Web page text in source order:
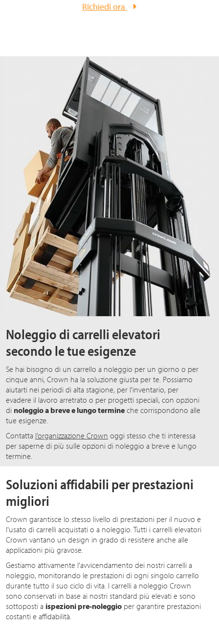
Richiedi ora
Noleggio di carrelli elevatori
secondo le tue esigenze
Se hai bisogno di un carrello a noleggio per un giorno o per
cinque anni, Crown ha la soluzione giusta per te. Possiamo
aiutarti nei periodi di alta stagione, per l'inventario, per
evadere il lavoro arretrato o per progetti speciali, con opzioni
di noleggio a breve e lungo termine che corrispondono alle
tue esigenze.
Contatta l’organizzazione Crown oggi stesso che ti interessa
per saperne di più sulle opzioni di noleggio a breve e lungo
termine.
Soluzioni affidabili per prestazioni
migliori
Crown garantisce lo stesso livello di prestazioni per il nuovo e
l'usato di carrelli acquistati o a noleggio. Tutti i carrelli elevatori
Crown vantano un design in grado di resistere anche alle
applicazioni più gravose.
Gestiamo attivamente l'avvicendamento dei nostri carrelli a
noleggio, monitorando le prestazioni di ogni singolo carrello
durante tutto il suo ciclo di vita. I carrelli a noleggio Crown
sono conservati in base ai nostri standard più elevati e sono
sottoposti a ispezioni pre-noleggio per garantire prestazioni
costanti e affidabilità.